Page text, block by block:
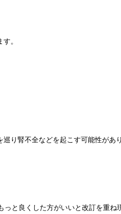
。
り腎不全などを起こす可能性があ
と良くした方がいいと改訂を重ね